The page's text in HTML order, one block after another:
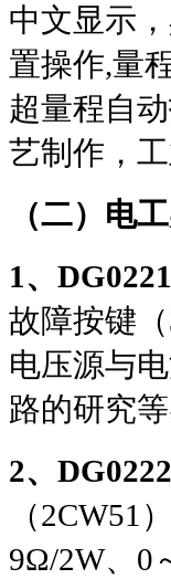
中文显示
置操作,量
超量程自
艺制作，
（二）电
1、 DG0221
故障按键（
电压源与
路的研究等
2、 DG0222
（2CW51
9Ω/2W、 0